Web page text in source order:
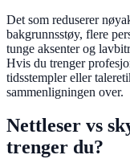
Det som reduserer
bakgrunnsstøy, flere
tunge aksenter og
Hvis du trenger
tidsstempler eller
sammenligningen over.
Nettleser vs
trenger du?